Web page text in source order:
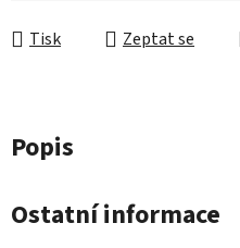
Tisk Zeptat se
Popis
Ostatní informace